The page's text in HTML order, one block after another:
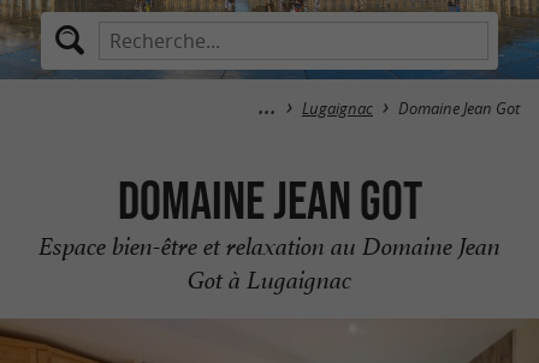
Lugaignac Domaine Jean Got
Domaine Jean Got
Espace bien-être et relaxation au Domaine Jean
Got à Lugaignac